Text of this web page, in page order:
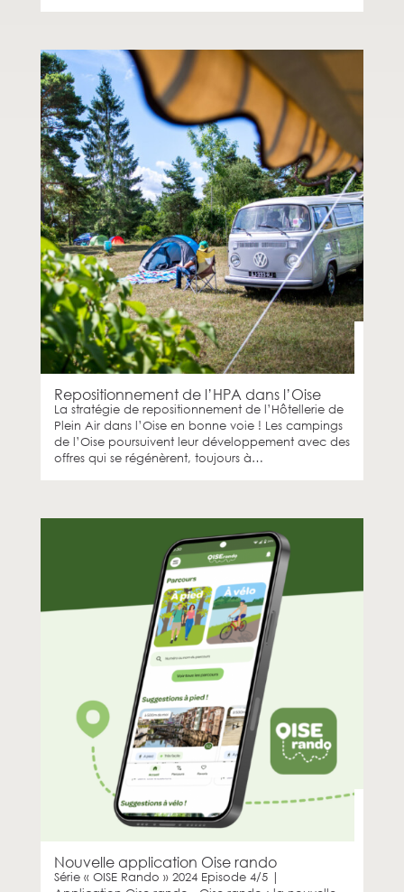
Repositionnement de l’HPA dans l’Oise
La stratégie de repositionnement de l’Hôtellerie de
Plein Air dans l’Oise en bonne voie ! Les campings
de l’Oise poursuivent leur développement avec des
offres qui se régénèrent, toujours à…
Nouvelle application Oise rando
Série « OISE Rando » 2024 Episode 4/5 |